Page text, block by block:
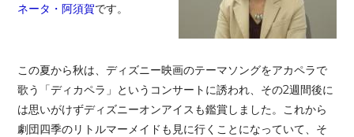
ネータ・阿須賀です。
この夏から秋は、ディズニー映画のテーマソングをアカペラで
歌う「ディカペラ」というコンサートに誘われ、その2週間後に
は思いがけずディズニーオンアイスも鑑賞しました。これから
劇団四季のリトルマーメイドも見に行くことになっていて、そ